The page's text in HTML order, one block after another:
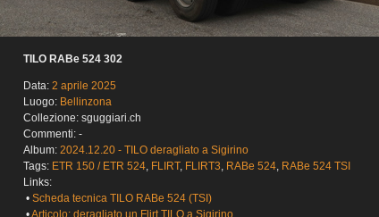
TILO RABe 524 302
Data: 2 aprile 2025
Luogo: Bellinzona
Collezione: sguggiari.ch
Commenti: -
Album: 2024.12.20 - TILO deragliato a Sigirino
Tags: ETR 150 / ETR 524, FLIRT, FLIRT3, RABe 524, RABe 524 TSI
Links:
• Scheda tecnica TILO RABe 524 (TSI)